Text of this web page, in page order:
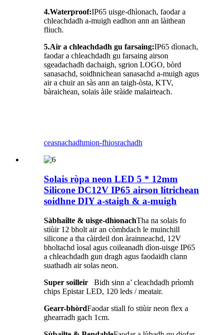
4.Waterproof:IP65 uisge-dhìonach, faodar a
chleachdadh a-muigh eadhon ann an làithean
fliuch.
5.Air a chleachdadh gu farsaing:IP65 dìonach,
faodar a chleachdadh gu farsaing airson
sgeadachadh dachaigh, sgrion LOGO, bòrd
sanasachd, soidhnichean sanasachd a-muigh agus
air a chuir an sàs ann an taigh-òsta, KTV,
bàraichean, solais àile sràide malairteach.
ceasnachadhmion-fhiosrachadh
Solais ròpa neon LED 5 * 12mm
Silicone DC12V IP65 airson litrichean
soidhne DIY a-staigh & a-muigh
Sàbhailte & uisge-dhìonachTha na solais fo
stiùir 12 bholt air an còmhdach le muinchill
silicone a tha càirdeil don àrainneachd, 12V
bholtachd ìosal agus coileanadh dìon-uisge IP65
a chleachdadh gun dragh agus faodaidh clann
suathadh air solas neon.
Super soilleir
Bidh sinn a’ cleachdadh prìomh
chips Epistar LED, 120 leds / meatair.
Gearr-bhòrdFaodar stiall fo stiùir neon flex a
ghearradh gach 1cm.